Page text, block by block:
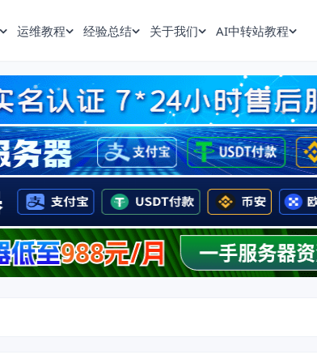
运维教程 经验总结 关于我们 AI中转站教程